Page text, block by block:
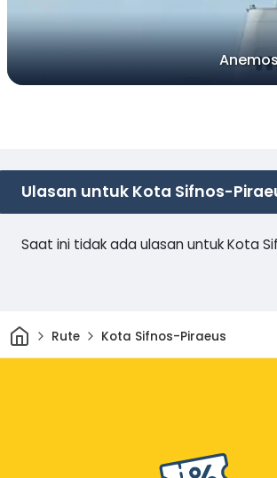
Ulasan untuk Kota Sifnos-
Saat ini tidak ada ulasan untuk Kota
Rumah
Rute Kota Sifnos-Piraeus